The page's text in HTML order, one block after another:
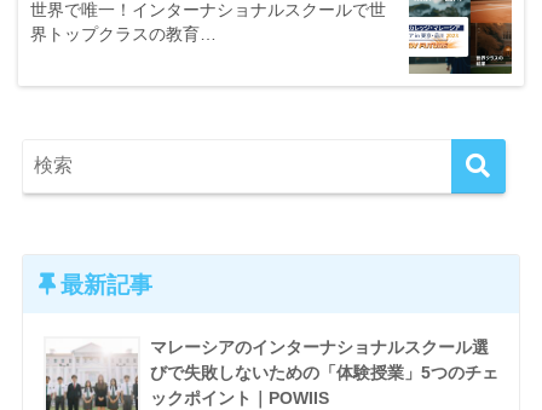
世界で唯一！インターナショナルスクールで世
界トップクラスの教育…
最新記事
マレーシアのインターナショナルスクール選
びで失敗しないための「体験授業」5つのチェ
ックポイント｜POWIIS